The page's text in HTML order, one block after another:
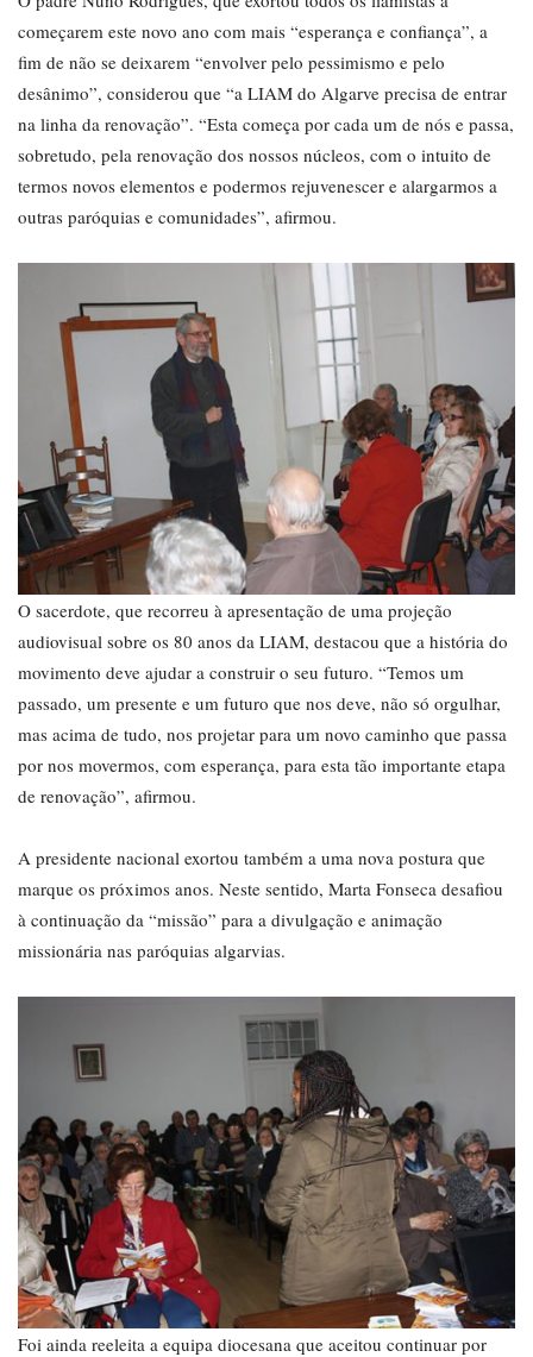
começarem este novo ano com mais “esperança e confiança”, a
fim de não se deixarem “envolver pelo pessimismo e pelo
desânimo”, considerou que “a LIAM do Algarve precisa de entrar
na linha da renovação”. “Esta começa por cada um de nós e passa,
sobretudo, pela renovação dos nossos núcleos, com o intuito de
termos novos elementos e podermos rejuvenescer e alargarmos a
outras paróquias e comunidades”, afirmou.
O sacerdote, que recorreu à apresentação de uma projeção
audiovisual sobre os 80 anos da LIAM, destacou que a história do
movimento deve ajudar a construir o seu futuro. “Temos um
passado, um presente e um futuro que nos deve, não só orgulhar,
mas acima de tudo, nos projetar para um novo caminho que passa
por nos movermos, com esperança, para esta tão importante etapa
de renovação”, afirmou.
A presidente nacional exortou também a uma nova postura que
marque os próximos anos. Neste sentido, Marta Fonseca desafiou
à continuação da “missão” para a divulgação e animação
missionária nas paróquias algarvias.
Foi ainda reeleita a equipa diocesana que aceitou continuar por